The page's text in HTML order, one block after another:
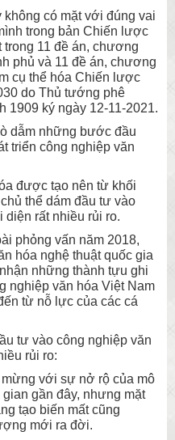
có mặt với đúng vai
trong bản Chiến lược
trong 11 đề án, chương
phủ và 11 đề án, chương
cụ thể hóa Chiến lược
do Thủ tướng phê
1909 ký ngày 12-11-2021.
dẫm những bước đầu
triển công nghiệp văn
được tạo nên từ khối
thể dám đầu tư vào
diện rất nhiều rủi ro.
phỏng vấn năm 2018,
hóa nghệ thuật quốc gia
những thành tựu ghi
nghiệp văn hóa Việt Nam
từ nỗ lực của các cá
tư vào công nghiệp văn
rủi ro:
mừng với sự nở rộ của mô
gần đây, nhưng mặt
tạo biến mất cũng
mới ra đời.